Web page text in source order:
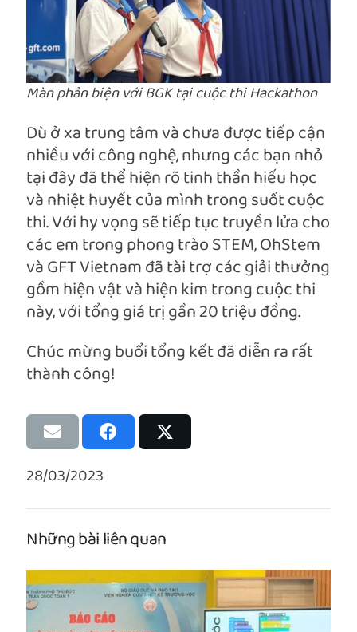
Màn phản biện với BGK tại cuộc thi Hackathon
Dù ở xa trung tâm và chưa được tiếp cận
nhiều với công nghệ, nhưng các bạn nhỏ
tại đây đã thể hiện rõ tinh thần hiếu học
và nhiệt huyết của mình trong suốt cuộc
thi. Với hy vọng sẽ tiếp tục truyền lửa cho
các em trong phong trào STEM, OhStem
và GFT Vietnam đã tài trợ các giải thưởng
gồm hiện vật và hiện kim trong cuộc thi
này, với tổng giá trị gần 20 triệu đồng.
Chúc mừng buổi tổng kết đã diễn ra rất
thành công!
28/03/2023
Những bài liên quan